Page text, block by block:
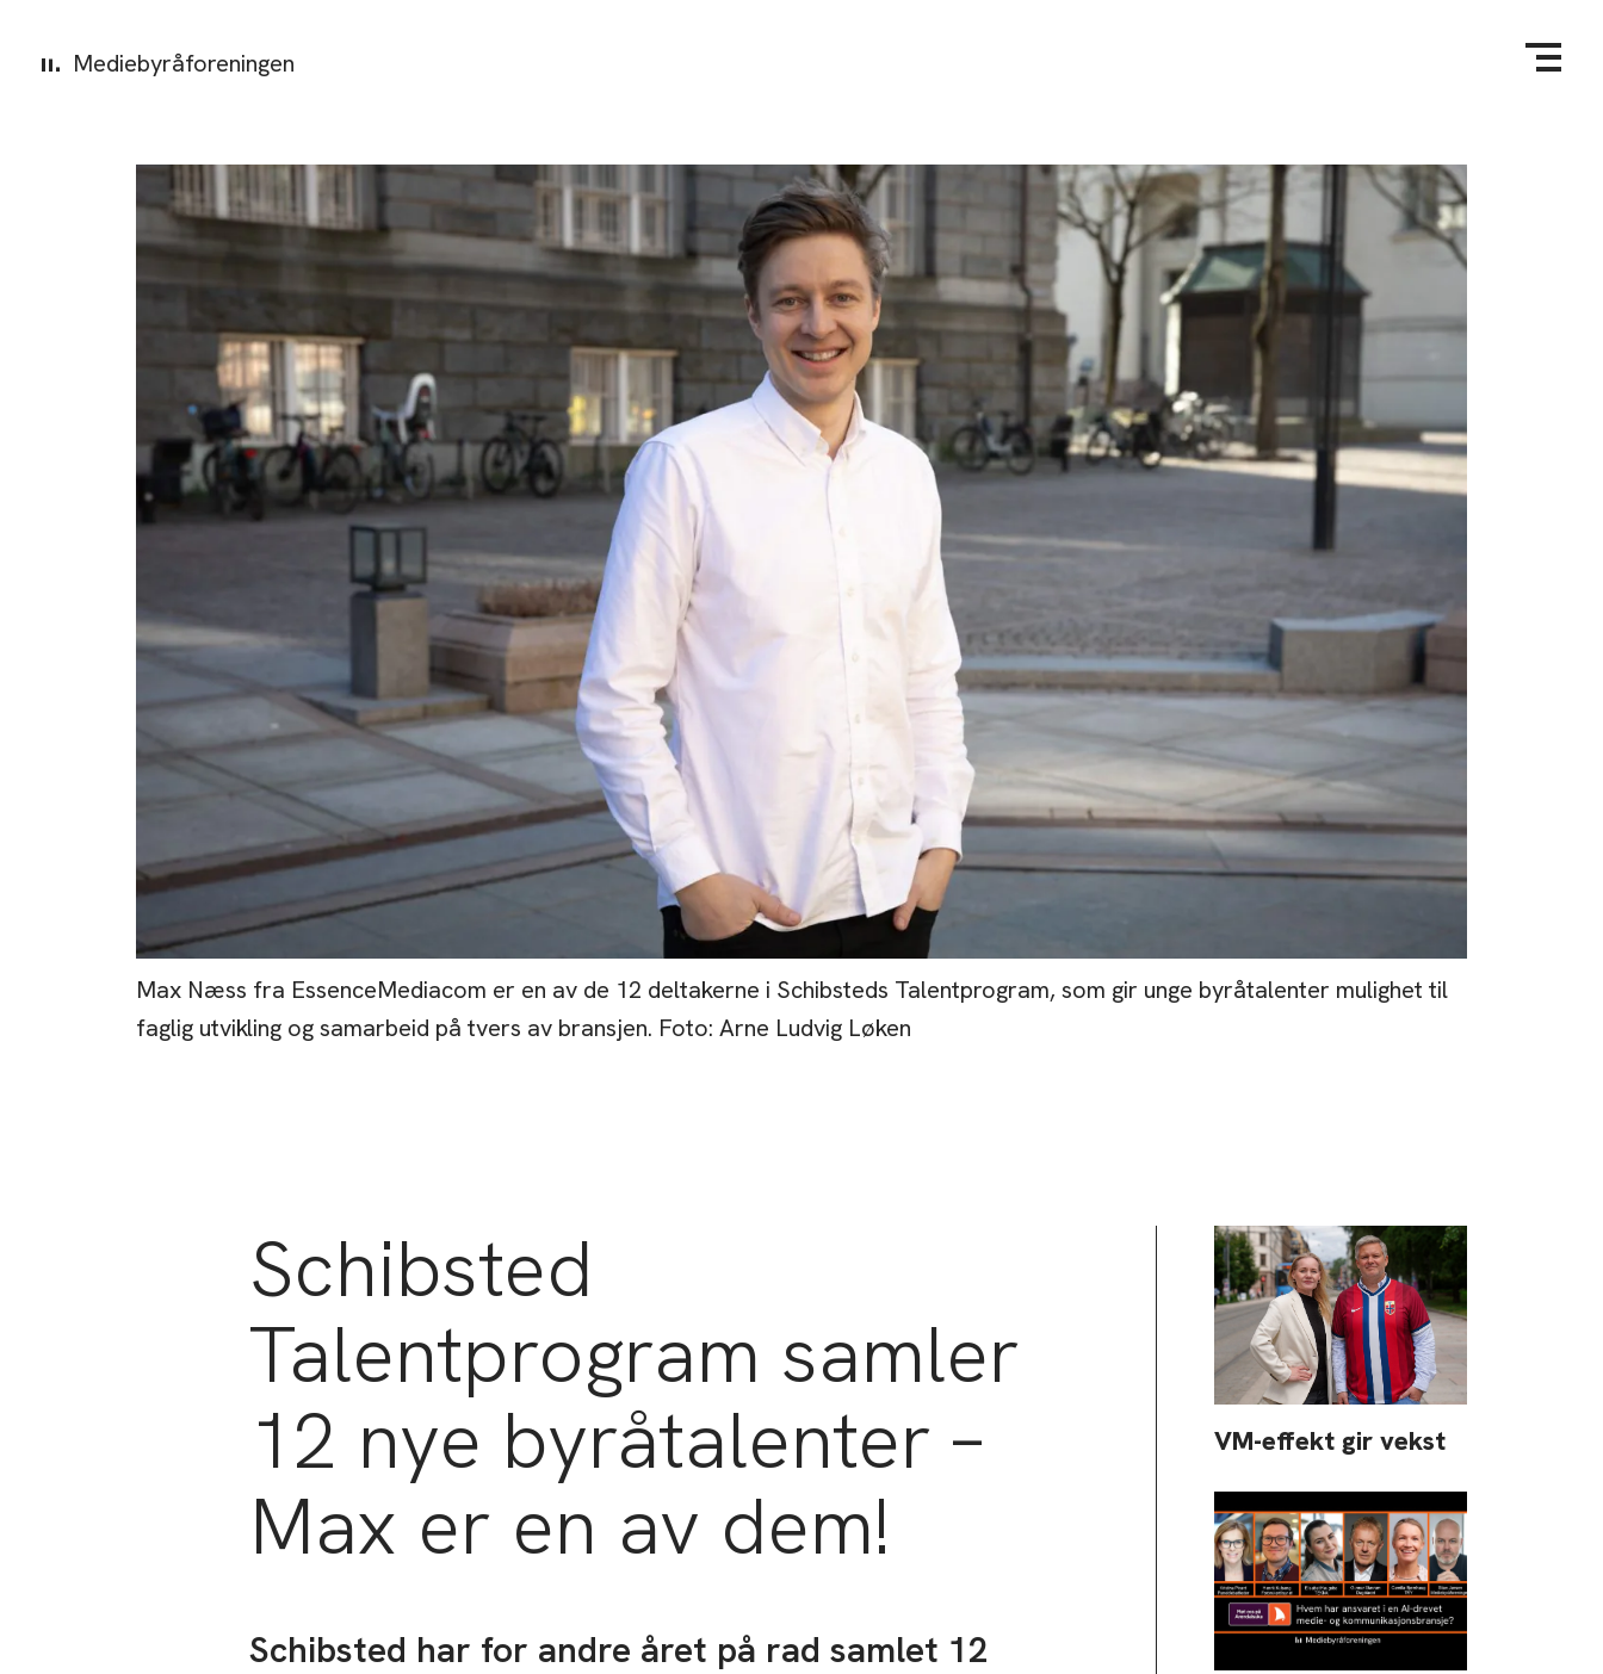
Mediebyråforeningen
Max Næss fra EssenceMediacom er en av de 12 deltakerne i Schibsteds Talentprogram, som gir unge byråtalenter mulighet til
faglig utvikling og samarbeid på tvers av bransjen. Foto: Arne Ludvig Løken
Schibsted
Talentprogram samler
12 nye byråtalenter –
Max er en av dem!
Schibsted har for andre året på rad samlet 12
VM-effekt gir vekst